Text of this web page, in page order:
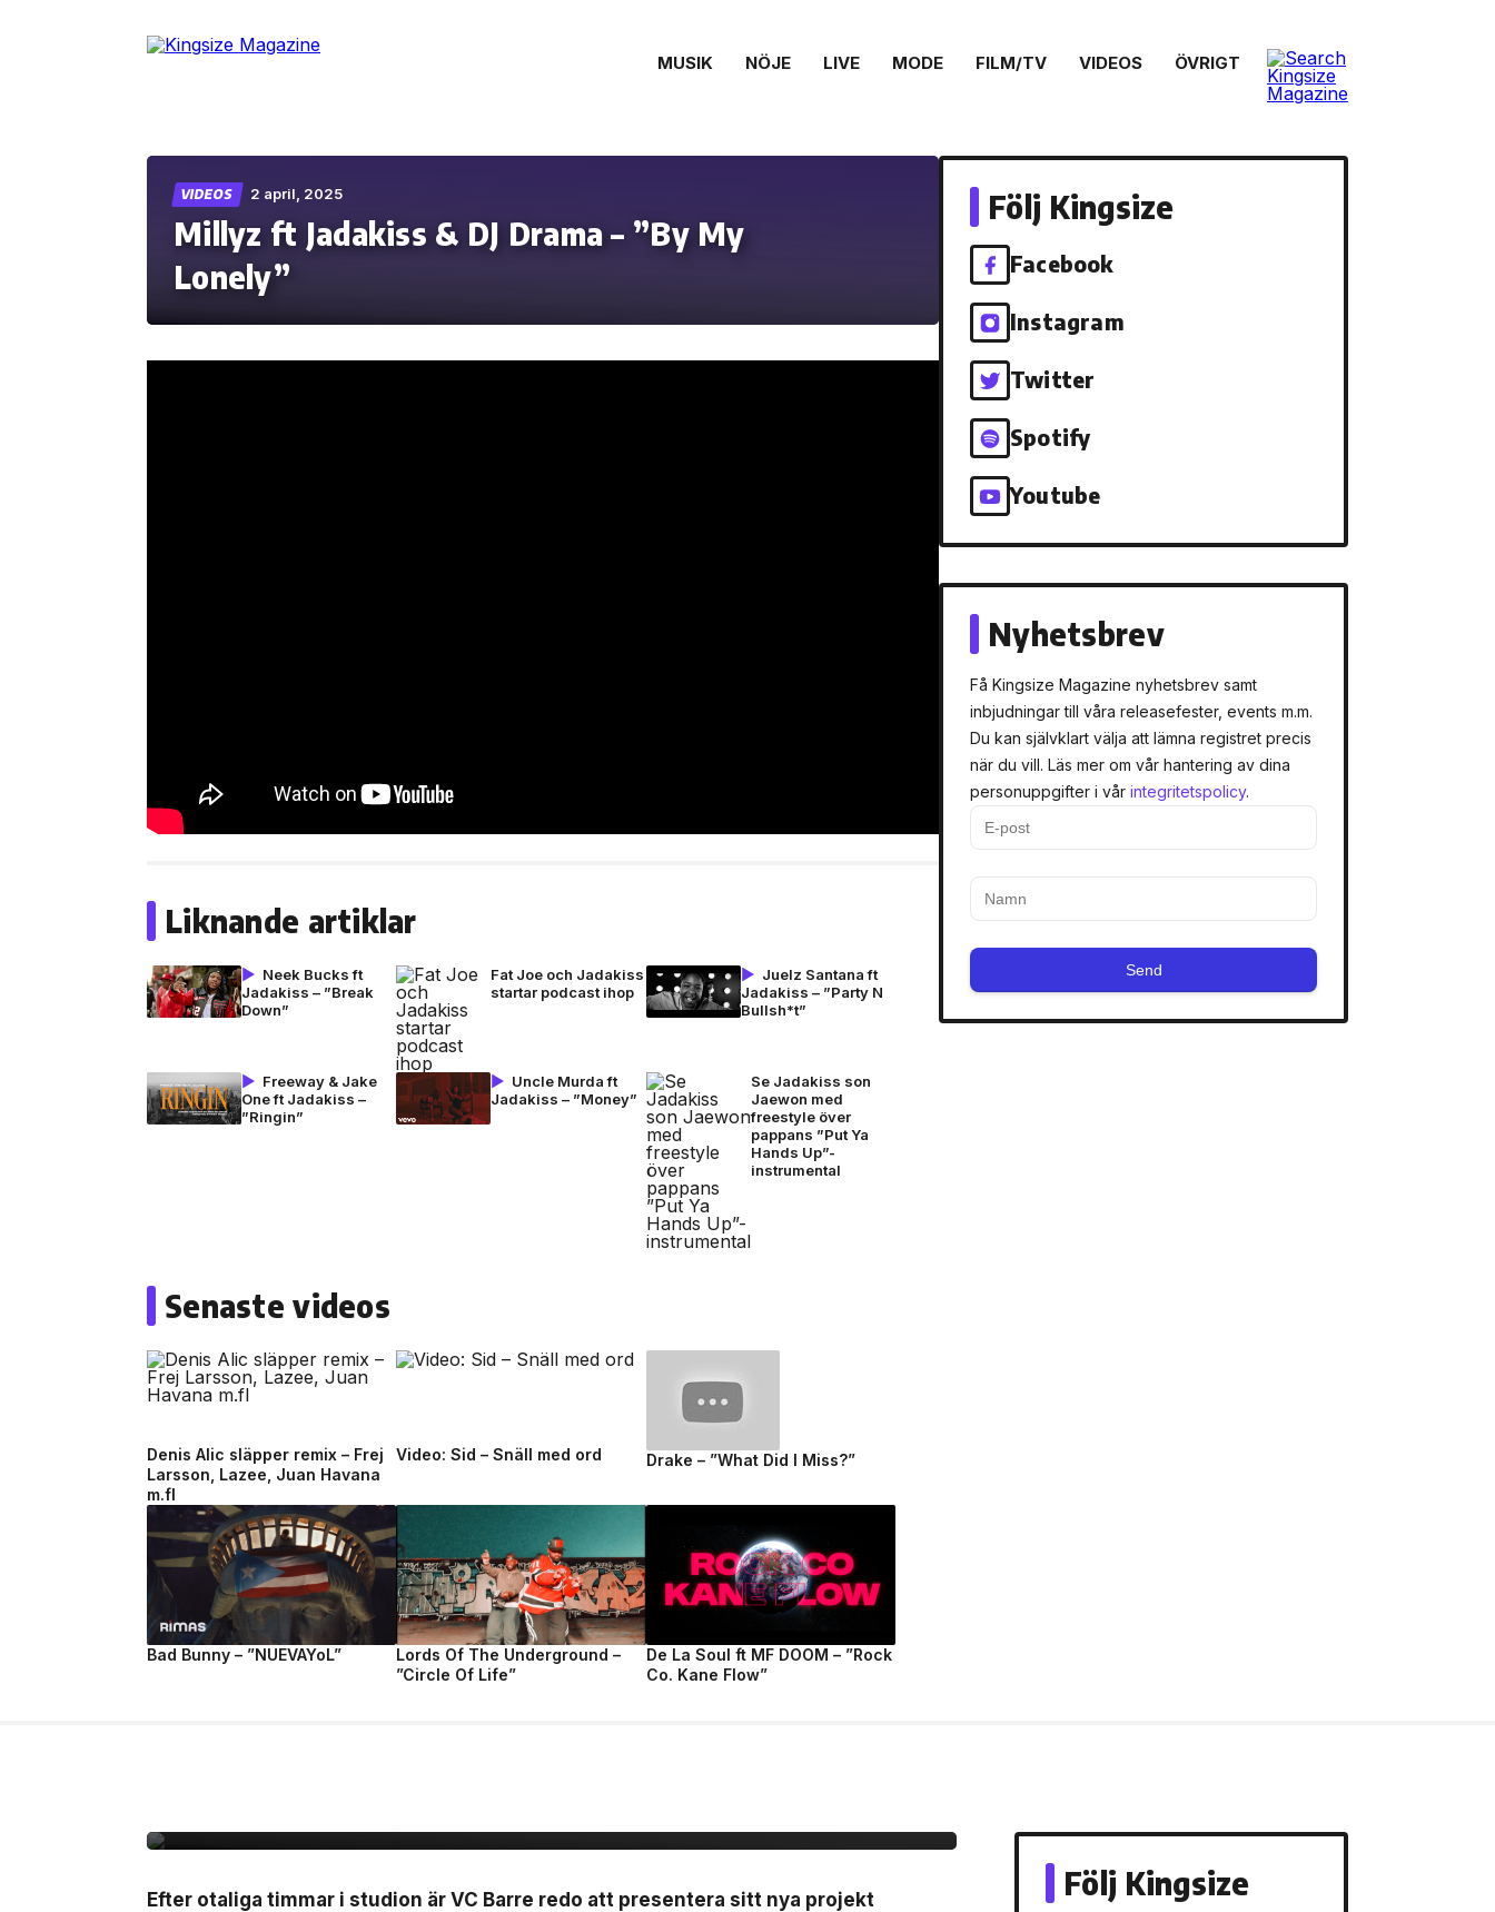
MUSIK NÖJE LIVE MODE FILM/TV VIDEOS ÖVRIGT
VIDEOS 2 april, 2025
Millyz ft Jadakiss & DJ Drama – ”By My
Lonely”
Liknande artiklar
Neek Bucks ft
Jadakiss – ”Break
Down”
Fat Joe och Jadakiss
startar podcast ihop
Juelz Santana ft
Jadakiss – ”Party N
Bullsh*t”
Freeway & Jake
One ft Jadakiss –
”Ringin”
Uncle Murda ft
Jadakiss – ”Money”
Se Jadakiss son
Jaewon med
freestyle över
pappans ”Put Ya
Hands Up”-
instrumental
Senaste videos
Denis Alic släpper remix – Frej
Larsson, Lazee, Juan Havana
m.fl
Video: Sid – Snäll med ord Drake – ”What Did I Miss?”
Bad Bunny – ”NUEVAYoL”
Lords Of The Underground –
”Circle Of Life”
De La Soul ft MF DOOM – ”Rock
Co. Kane Flow”
Följ Kingsize
Facebook
Instagram
Twitter
Spotify
Youtube
Nyhetsbrev
Få Kingsize Magazine nyhetsbrev samt
inbjudningar till våra releasefester, events m.m.
Du kan självklart välja att lämna registret precis
när du vill. Läs mer om vår hantering av dina
personuppgifter i vår integritetspolicy.
Send
Efter otaliga timmar i studion är VC Barre redo att presentera sitt nya projekt
Följ Kingsize